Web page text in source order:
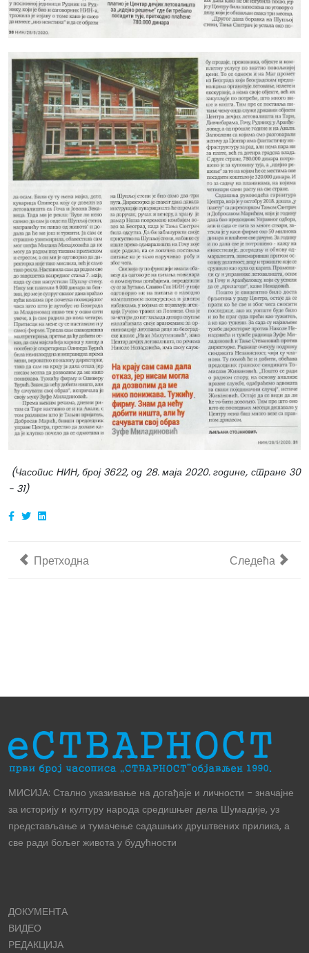
(Часопис НИН, број 3622, од 28. маја 2020. године, стране 30
- 31)
Претходни чланак: Медији о радовима у парку
Претходна Следећи
Следећа
МИСИЈА: Стално указивање на догађаје и личности - значајне
за историју и културу народа средишњег дела Шумадије, уз
представљање и тумачење садашњих друштвених прилика, а
све ради бољег живота у будућности
ДОКУМЕНТА
ВИДЕО
РЕДАКЦИЈА